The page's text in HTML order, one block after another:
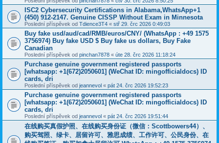
ISC2 Cybersecurity Certifications in Alabama,WhatsApp+1
(450) 912-2147. Genuine CISSP Without Exam in Minnesota
Poslední příspěvek od Tdience3T4 « stř 29. črc 2026 0:49:03
Buy fake usd/aud/cad/RMB/euros/CNY/ (WhatsApp : +49 1575
3756974) Buy fake USD $ Buy fake us dollars, Buy Fake
Canadian
Poslední příspěvek od pinchan7878 « úte 28. črc 2026 11:18:24
Purchase genuine government registered passports
[whatsapp: +1(672)2050601] (WeChat ID: mingofficialdocs) ID
cards, dri
Poslední příspěvek od jeannevol « pát 24. črc 2026 19:52:23
Purchase genuine government registered passports
[whatsapp: +1(672)2050601] (WeChat ID: mingofficialdocs) ID
cards, dri
Poslední příspěvek od jeannevol « pát 24. črc 2026 19:51:44
在线购买真假护照、在线购买身份证（微信：Scottbowers44）、
购买驾照、绿卡、居留许可、雅思成绩、工作许可、公民身份、在